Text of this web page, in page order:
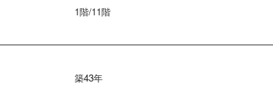
1階/11階
築43年